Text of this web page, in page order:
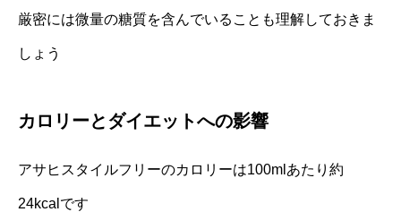
厳密には微量の糖質を含んでいることも理解しておきま
しょう
カロリーとダイエットへの影響
アサヒスタイルフリーのカロリーは100mlあたり約
24kcalです